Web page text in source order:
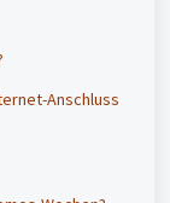
Anschluss